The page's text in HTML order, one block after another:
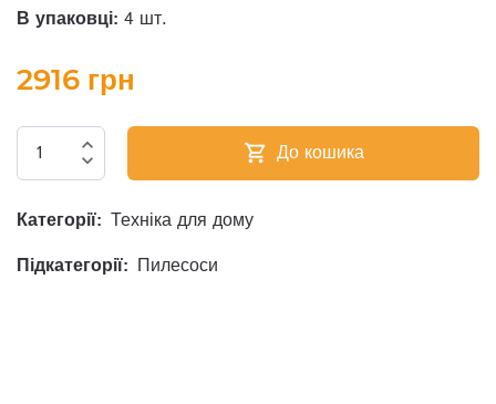
В упаковці: 4 шт.
2916 грн
expand_less
expand_more shopping_cart До кошика
Категорії: Техніка для дому
Підкатегорії: Пилесоси